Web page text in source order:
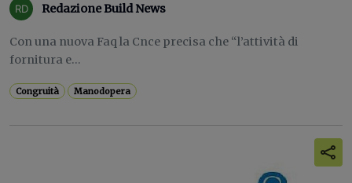
Redazione Build News
Con una nuova Faq la Cnce precisa che “l’attività di
fornitura e...
Congruità Manodopera